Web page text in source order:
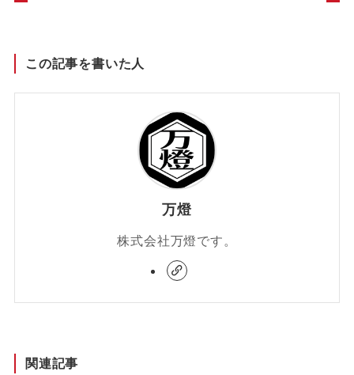
この記事を書いた人
万燈
株式会社万燈です。
関連記事